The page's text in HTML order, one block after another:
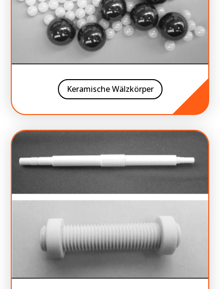
Keramische Wälzkörper